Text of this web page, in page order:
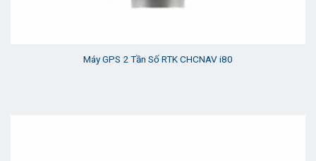
Máy GPS 2 Tần Số RTK CHCNAV i80